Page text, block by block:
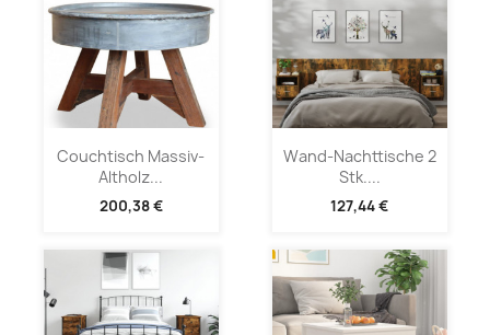
Couchtisch Massiv-
Altholz...
200,38 €
Wand-Nachttische 2
Stk....
127,44 €